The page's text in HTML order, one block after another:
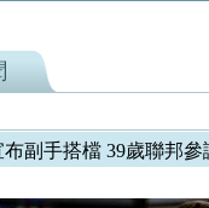
布副手搭檔 39歲聯邦